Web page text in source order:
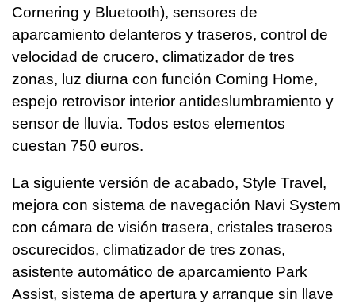
Cornering y Bluetooth), sensores de
aparcamiento delanteros y traseros, control de
velocidad de crucero, climatizador de tres
zonas, luz diurna con función Coming Home,
espejo retrovisor interior antideslumbramiento y
sensor de lluvia. Todos estos elementos
cuestan 750 euros.
La siguiente versión de acabado, Style Travel,
mejora con sistema de navegación Navi System
con cámara de visión trasera, cristales traseros
oscurecidos, climatizador de tres zonas,
asistente automático de aparcamiento Park
Assist, sistema de apertura y arranque sin llave